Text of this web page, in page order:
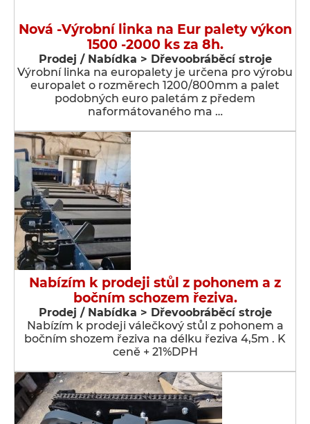
Nová -Výrobní linka na Eur palety výkon
1500 -2000 ks za 8h.
Prodej / Nabídka > Dřevoobráběcí stroje
Výrobní linka na europalety je určena pro výrobu
europalet o rozměrech 1200/800mm a palet
podobných euro paletám z předem
naformátovaného ma …
Nabízím k prodeji stůl z pohonem a z
bočním schozem řeziva.
Prodej / Nabídka > Dřevoobráběcí stroje
Nabízím k prodeji válečkový stůl z pohonem a
bočním shozem řeziva na délku řeziva 4,5m . K
ceně + 21%DPH